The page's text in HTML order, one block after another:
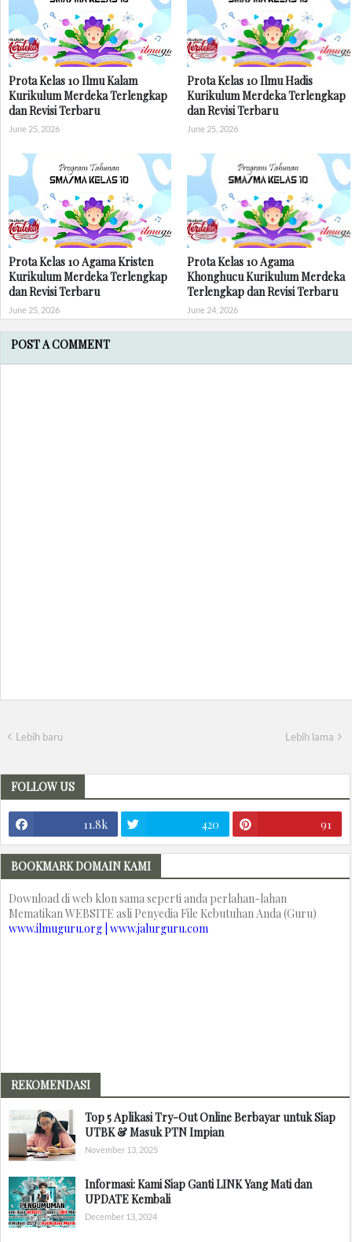
Prota Kelas 10 Ilmu Kalam
Kurikulum Merdeka Terlengkap
dan Revisi Terbaru
June 25, 2026
Prota Kelas 10 Ilmu Hadis
Kurikulum Merdeka Terlengkap
dan Revisi Terbaru
June 25, 2026
Prota Kelas 10 Agama Kristen
Kurikulum Merdeka Terlengkap
dan Revisi Terbaru
June 25, 2026
Prota Kelas 10 Agama
Khonghucu Kurikulum Merdeka
Terlengkap dan Revisi Terbaru
June 24, 2026
POST A COMMENT
Lebih baru Lebih lama
FOLLOW US
11.8k 420 91
BOOKMARK DOMAIN KAMI
Download di web klon sama seperti anda perlahan-lahan
Mematikan WEBSITE asli Penyedia File Kebutuhan Anda (Guru)
www.ilmuguru.org | www.jalurguru.com
REKOMENDASI
Top 5 Aplikasi Try-Out Online Berbayar untuk Siap
UTBK & Masuk PTN Impian
November 13, 2025
Informasi: Kami Siap Ganti LINK Yang Mati dan
UPDATE Kembali
December 13, 2024